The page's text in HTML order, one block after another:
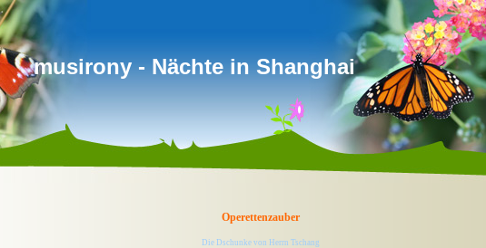
musirony - Nächte in Shanghai
Operettenzauber
Die Dschunke von Herrn Tschang